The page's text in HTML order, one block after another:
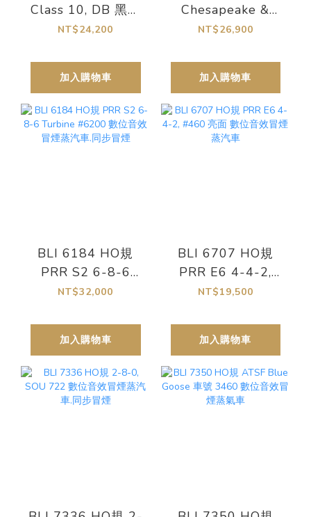
Class 10, DB 黑天
鵝 數位音效同步冒
冒煙
NT$24,200
加入購物車
Chesapeake &
Ohio Class L-1
冒煙蒸汽車
NT$26,900
加入購物車
BLI 6184 HO規
PRR S2 6-8-6
Turbine #6200 數
同步冒煙
NT$32,000
加入購物車
BLI 6707 HO規
PRR E6 4-4-2,
#460 亮面 數位音
NT$19,500
加入購物車